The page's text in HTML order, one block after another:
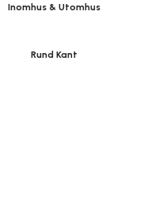
Inomhus & Utomhus
Rund Kant